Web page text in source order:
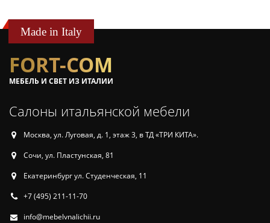
Made in Italy
FORT-COM
МЕБЕЛЬ И СВЕТ ИЗ ИТАЛИИ
Салоны итальянской мебели
Москва, ул. Луговая, д. 1, этаж 3, в ТД «ТРИ КИТА».
Сочи, ул. Пластунская, 81
Екатеринбург ул. Студенческая, 11
+7 (495) 211-11-70
info@mebelvnalichii.ru